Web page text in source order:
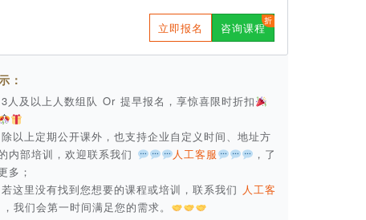
立即报名 咨询课程
：
人及以上人数组队 Or 提早报名，享惊喜限时折扣
以上定期公开课外，也支持企业自定义时间、地址方
内部培训，欢迎联系我们
人工客服
，了
多；
这里没有找到您想要的课程或培训，联系我们 人工客
，我们会第一时间满足您的需求。